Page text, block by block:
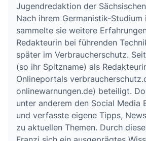
Jugendredaktion der
Nach ihrem Germanistik-Studium
sammelte sie weitere
Redakteurin bei führenden
später im Verbraucherschutz.
(so ihr Spitzname) als
Onlineportals
onlinewarnungen.de) beteiligt.
unter anderem den Social Media
und verfasste eigene Tipps,
zu aktuellen Themen. Durch